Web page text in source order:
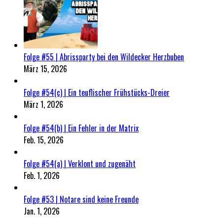
Folge #55 | Abrissparty bei den Wildecker Herzbuben
März 15, 2026
Folge #54(c) | Ein teuflischer Frühstücks-Dreier
März 1, 2026
Folge #54(b) | Ein Fehler in der Matrix
Feb. 15, 2026
Folge #54(a) | Verklont und zugenäht
Feb. 1, 2026
Folge #53 | Notare sind keine Freunde
Jan. 1, 2026